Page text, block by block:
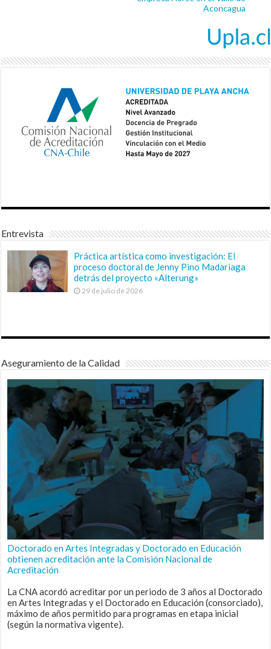
Aconcagua
Entrevista
Práctica artística como investigación: El
proceso doctoral de Jenny Pino Madariaga
detrás del proyecto «Alterung»
29 de julio de 2026
Aseguramiento de la Calidad
Doctorado en Artes Integradas y Doctorado en Educación
obtienen acreditación ante la Comisión Nacional de
Acreditación
La CNA acordó acreditar por un periodo de 3 años al Doctorado
en Artes Integradas y el Doctorado en Educación (consorciado),
máximo de años permitido para programas en etapa inicial
(según la normativa vigente).